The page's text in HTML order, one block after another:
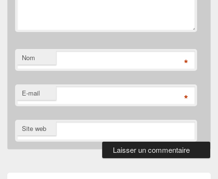
Nom *
E-mail *
Site web